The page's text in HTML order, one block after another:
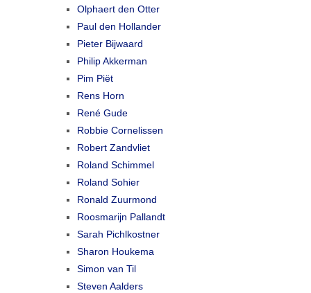
Olphaert den Otter
Paul den Hollander
Pieter Bijwaard
Philip Akkerman
Pim Piët
Rens Horn
René Gude
Robbie Cornelissen
Robert Zandvliet
Roland Schimmel
Roland Sohier
Ronald Zuurmond
Roosmarijn Pallandt
Sarah Pichlkostner
Sharon Houkema
Simon van Til
Steven Aalders